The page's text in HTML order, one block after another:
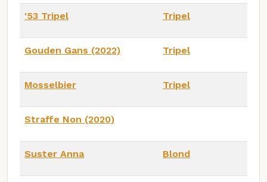
'53 Tripel Tripel
Gouden Gans (2022) Tripel
Mosselbier Tripel
Straffe Non (2020)
Suster Anna Blond